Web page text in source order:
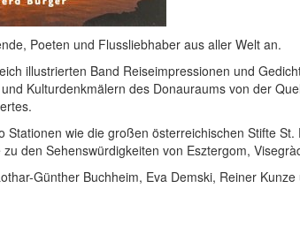
Poeten und Flussliebhaber aus aller Welt an.
illustrierten Band Reiseimpressionen und
Kulturdenkmälern des Donauraums von der
Stationen wie die großen österreichischen Stifte
den Sehenswürdigkeiten von Esztergom,
Günther Buchheim, Eva Demski, Reiner